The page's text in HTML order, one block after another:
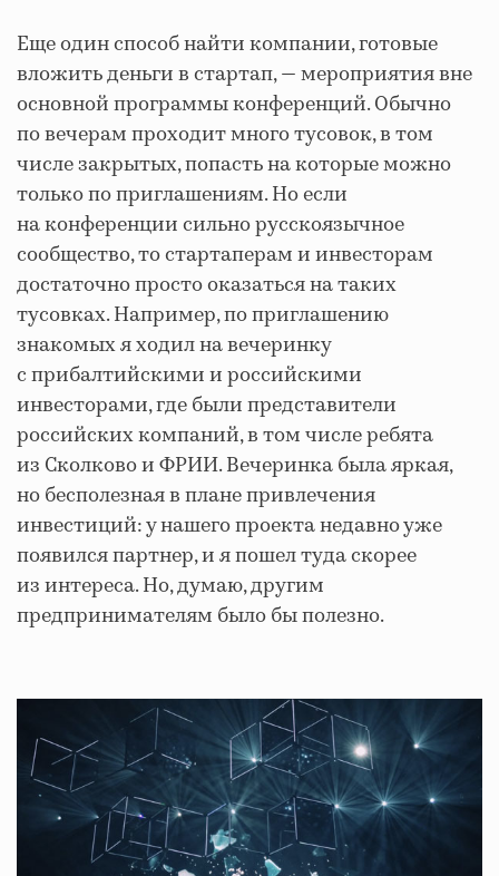
Еще один способ найти компании, готовые
вложить деньги в стартап, — мероприятия вне
основной программы конференций. Обычно
по вечерам проходит много тусовок, в том
числе закрытых, попасть на которые можно
только по приглашениям. Но если
на конференции сильно русскоязычное
сообщество, то стартаперам и инвесторам
достаточно просто оказаться на таких
тусовках. Например, по приглашению
знакомых я ходил на вечеринку
с прибалтийскими и российскими
инвесторами, где были представители
российских компаний, в том числе ребята
из Сколково и ФРИИ. Вечеринка была яркая,
но бесполезная в плане привлечения
инвестиций: у нашего проекта недавно уже
появился партнер, и я пошел туда скорее
из интереса. Но, думаю, другим
предпринимателям было бы полезно.